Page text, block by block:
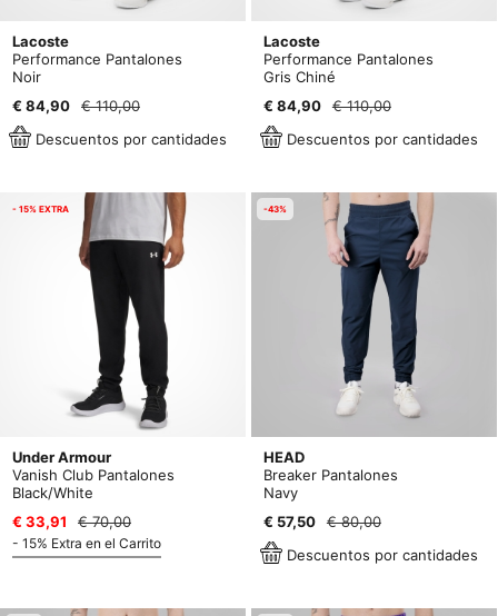
Lacoste
Performance Pantalones
Noir
€ 84,90
€ 110,00
Descuentos por cantidades
Lacoste
Performance Pantalones
Gris Chiné
€ 84,90
€ 110,00
Descuentos por cantidades
- 15% EXTRA
Under Armour
Vanish Club Pantalones
Black/White
€ 33,91
€ 70,00
- 15% Extra en el Carrito
-43%
HEAD
Breaker Pantalones
Navy
€ 57,50
€ 80,00
Descuentos por cantidades